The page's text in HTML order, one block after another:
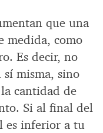
que una
medida, como
Es decir, no
misma, sino
cantidad de
Si al final del
es inferior a tu